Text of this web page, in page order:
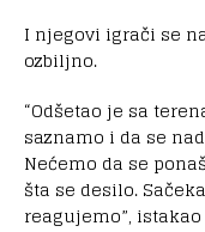
I njegovi igrači se
ozbiljno.
“Odšetao je sa
saznamo i da se
Nećemo da se
šta se desilo.
reagujemo”,